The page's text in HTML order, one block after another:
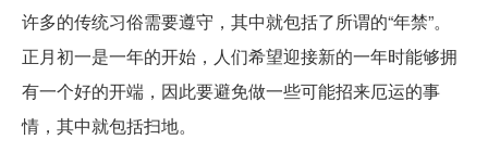
许多的传统习俗需要遵守，其中就包括了所谓的“年禁”。
正月初一是一年的开始，人们希望迎接新的一年时能够拥
有一个好的开端，因此要避免做一些可能招来厄运的事
情，其中就包括扫地。